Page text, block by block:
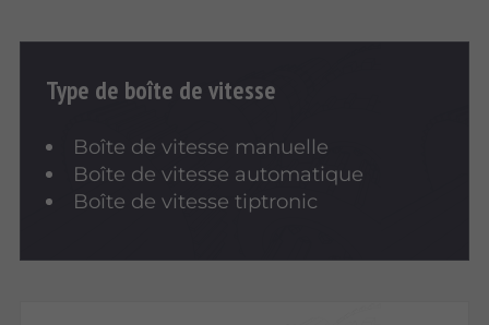
Type de boîte de vitesse
Boîte de vitesse manuelle
Boîte de vitesse automatique
Boîte de vitesse tiptronic